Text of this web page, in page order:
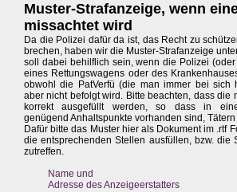
Muster-Strafanzeige, wenn
missachtet wird
Da die Polizei dafür da ist, das Recht zu
brechen, haben wir die Muster-Strafanzeige
soll dabei behilflich sein, wenn die Polizei (oder
eines Rettungswagens oder des
obwohl die PatVerfü (die man immer bei sich
aber nicht befolgt wird. Bitte beachten, dass die
korrekt ausgefüllt werden, so dass in
genügend Anhaltspunkte vorhanden sind,
Dafür bitte das Muster hier als Dokument im .rtf
die entsprechenden Stellen ausfüllen, bzw. die
zutreffen.
Name und
Adresse des Anzeigeerstatters